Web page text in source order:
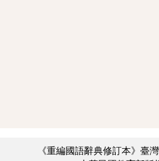
《重編國語辭典修訂本》臺